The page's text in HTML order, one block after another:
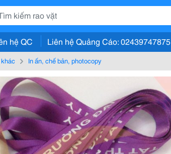
hệ QC Liên hệ Quảng Cáo: 02439747875
In ấn, chế bản, photocopy